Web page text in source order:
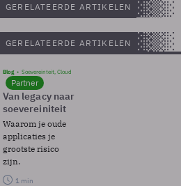
GERELATEERDE ARTIKELEN
GERELATEERDE ARTIKELEN
Blog Soevereinteit, Cloud
Partner
Van legacy naar
soevereiniteit
Waarom je oude
applicaties je
grootste risico
zijn.
1 min